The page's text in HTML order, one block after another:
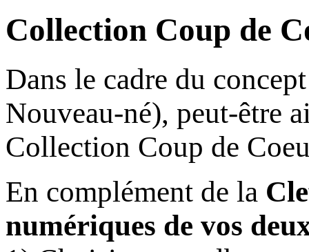
Collection Coup de
Dans le cadre du
Nouveau-né), peut-être
Collection Coup de
En complément de la
numériques de vos